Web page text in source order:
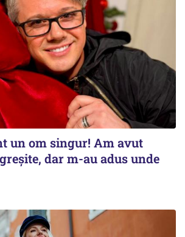
un om singur! Am avut
dar m-au adus unde